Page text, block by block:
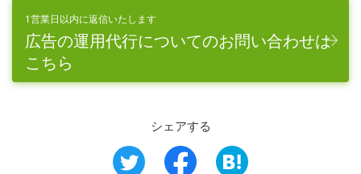
1営業日以内に返信いたします
広告の運用代行についてのお問い合わせは
こちら
シェアする